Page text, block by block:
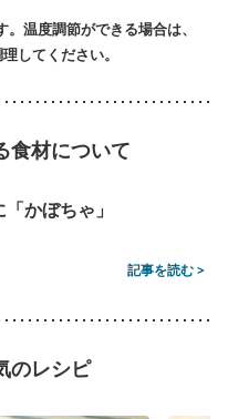
温度調節ができる場合は、
してください。
食材について
かぼちゃ」
記事を読む >
のレシピ